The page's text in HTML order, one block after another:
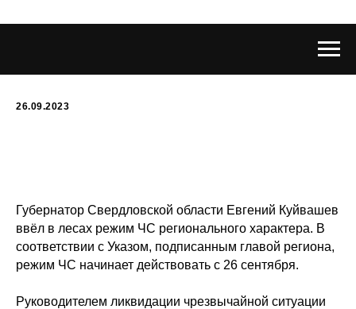
26.09.2023
Губернатор Свердловской области Евгений Куйвашев
ввёл в лесах режим ЧС регионального характера. В
соответствии с Указом, подписанным главой региона,
режим ЧС начинает действовать с 26 сентября.
Руководителем ликвидации чрезвычайной ситуации